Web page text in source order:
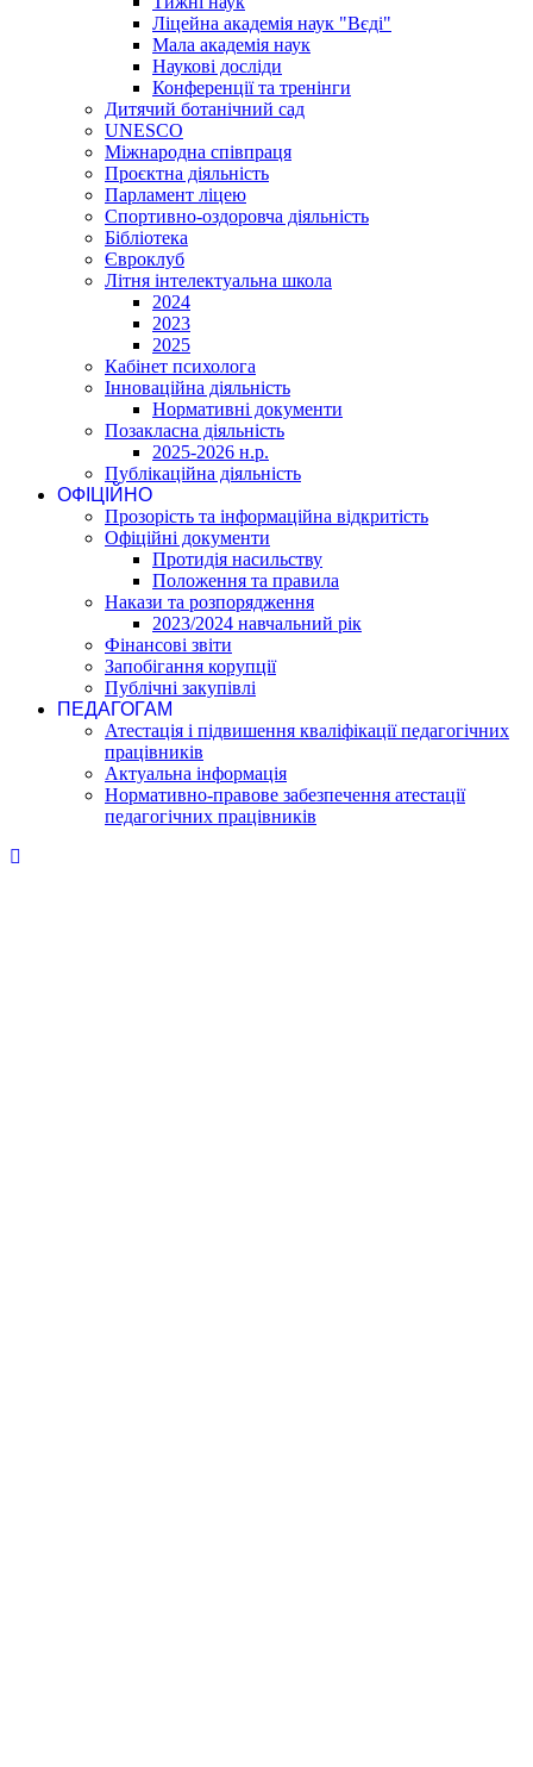
Ліцейна академія наук "Вєді"
Мала академія наук
Наукові досліди
Конференції та тренінги
Дитячий ботанічний сад
UNESCO
Міжнародна співпраця
Проєктна діяльність
Парламент ліцею
Спортивно-оздоровча діяльність
Бібліотека
Євроклуб
Літня інтелектуальна школа
2024
2023
2025
Кабінет психолога
Інноваційна діяльність
Нормативні документи
Позакласна діяльність
2025-2026 н.р.
Публікаційна діяльність
ОФІЦІЙНО
Прозорість та інформаційна відкритість
Офіційні документи
Протидія насильству
Положення та правила
Накази та розпорядження
2023/2024 навчальний рік
Фінансові звіти
Запобігання корупції
Публічні закупівлі
ПЕДАГОГАМ
Атестація і підвишення кваліфікації педагогічних
працівників
Актуальна інформація
Нормативно-правове забезпечення атестації
педагогічних працівників